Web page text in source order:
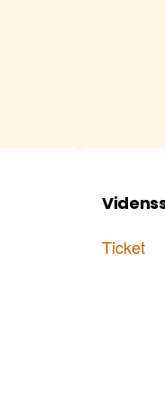
Ticket